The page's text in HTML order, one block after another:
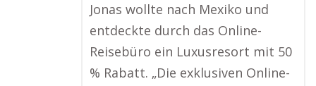
Jonas wollte nach Mexiko und
entdeckte durch das Online-
Reisebüro ein Luxusresort mit 50
% Rabatt. „Die exklusiven Online-